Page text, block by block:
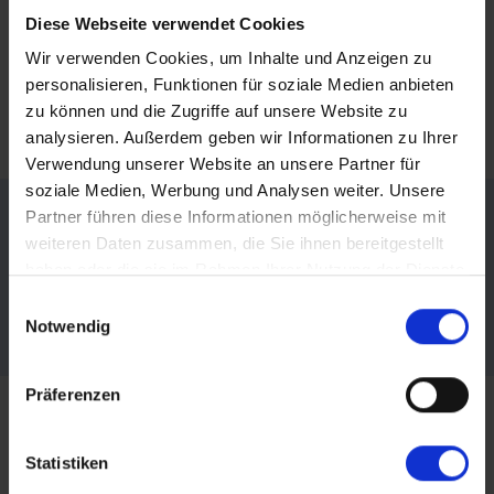
Diese Webseite verwendet Cookies
Wir verwenden Cookies, um Inhalte und Anzeigen zu
personalisieren, Funktionen für soziale Medien anbieten
zu können und die Zugriffe auf unsere Website zu
analysieren. Außerdem geben wir Informationen zu Ihrer
Verwendung unserer Website an unsere Partner für
soziale Medien, Werbung und Analysen weiter. Unsere
Partner führen diese Informationen möglicherweise mit
weiteren Daten zusammen, die Sie ihnen bereitgestellt
Notwendig
Präferenzen
Statistiken
Teile diese Reise
Advent auf Havel & Oder
Hinweise
Termine & Preise
Mo., 14. Dez. 2026 - Do., 17. Dez. 2026
ab 490 €
Verfügbar
Ihr Schiff